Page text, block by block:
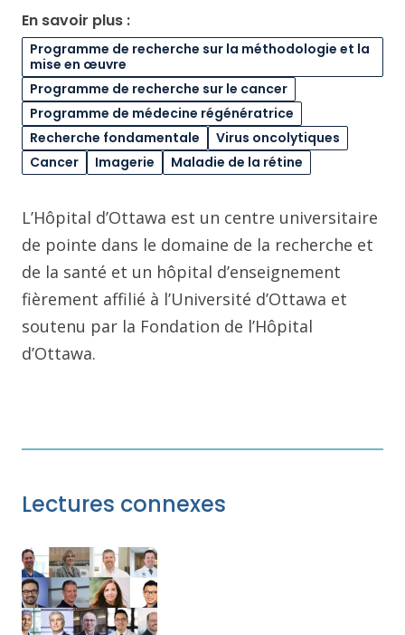
En savoir plus :
Programme de recherche sur la méthodologie et la
mise en œuvre
Programme de recherche sur le cancer
Programme de médecine régénératrice
Recherche fondamentale
Virus oncolytiques
Cancer
Imagerie Maladie de la rétine
L’Hôpital d’Ottawa est un centre universitaire
de pointe dans le domaine de la recherche et
de la santé et un hôpital d’enseignement
fièrement affilié à l’Université d’Ottawa et
soutenu par la Fondation de l’Hôpital
d’Ottawa.
Lectures connexes